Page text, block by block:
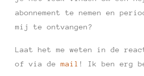
abonnement te nemen en
mij te ontvangen?
Laat het me weten in de
of via de mail ! Ik ben erg